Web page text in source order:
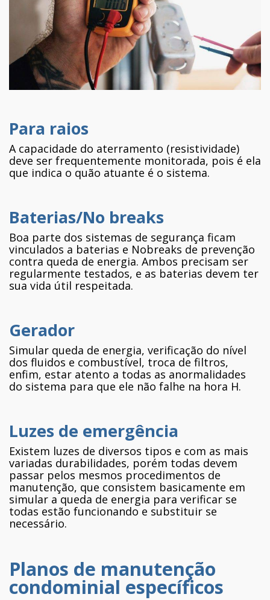
Para raios
A capacidade do aterramento (resistividade)
deve ser frequentemente monitorada, pois é ela
que indica o quão atuante é o sistema.
Baterias/No breaks
Boa parte dos sistemas de segurança ficam
vinculados a baterias e Nobreaks de prevenção
contra queda de energia. Ambos precisam ser
regularmente testados, e as baterias devem ter
sua vida útil respeitada.
Gerador
Simular queda de energia, verificação do nível
dos fluidos e combustível, troca de filtros,
enfim, estar atento a todas as anormalidades
do sistema para que ele não falhe na hora H.
Luzes de emergência
Existem luzes de diversos tipos e com as mais
variadas durabilidades, porém todas devem
passar pelos mesmos procedimentos de
manutenção, que consistem basicamente em
simular a queda de energia para verificar se
todas estão funcionando e substituir se
necessário.
Planos de manutenção
condominial específicos